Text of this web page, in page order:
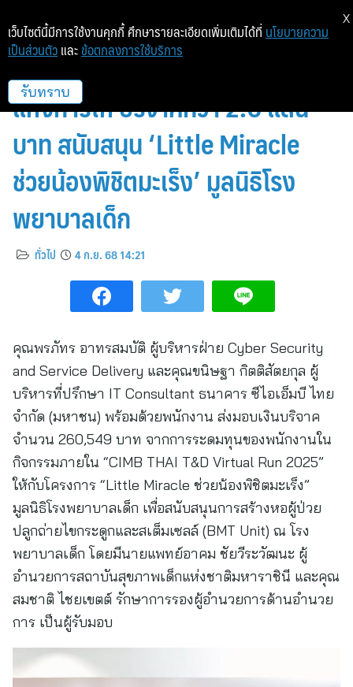
ธนาคาร ซีไอเอ็มบี ไทย ส่งต่อพลัง
แห่งการให้ บริจาคกว่า 2.6 แสน
บาท สนับสนุน ‘Little Miracle
ช่วยน้องพิชิตมะเร็ง’ มูลนิธิโรง
พยาบาลเด็ก
ทั่วไป 4 ก.ย. 68 14:21
คุณพรภัทร อาทรสมบัติ ผู้บริหารฝ่าย Cyber Security
and Service Delivery และคุณขนิษฐา กิตติสัตยกุล ผู้
บริหารที่ปรึกษา IT Consultant ธนาคาร ซีไอเอ็มบี ไทย
จำกัด (มหาชน) พร้อมด้วยพนักงาน ส่งมอบเงินบริจาค
จำนวน 260,549 บาท จากการระดมทุนของพนักงานใน
กิจกรรมภายใน “CIMB THAI T&D Virtual Run 2025”
ให้กับโครงการ “Little Miracle ช่วยน้องพิชิตมะเร็ง”
มูลนิธิโรงพยาบาลเด็ก เพื่อสนับสนุนการสร้างหอผู้ป่วย
ปลูกถ่ายไขกระดูกและสเต็มเซลล์ (BMT Unit) ณ โรง
พยาบาลเด็ก โดยมีนายแพทย์อาคม ชัยวีระวัฒนะ ผู้
อำนวยการสถาบันสุขภาพเด็กแห่งชาติมหาราชินี และคุณ
สมชาติ ไชยเขตต์ รักษาการรองผู้อำนวยการด้านอำนวย
การ เป็นผู้รับมอบ
เว็บไซต์นี้มีการใช้งานคุกกี้ ศึกษารายละเอียดเพิ่มเติมได้ที่ นโยบายความ
เป็นส่วนตัว และ ข้อตกลงการใช้บริการ
รับทราบ
X